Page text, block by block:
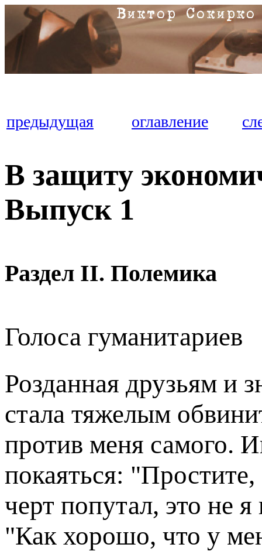
предыдущая оглавление
В защиту
Выпуск 1
Раздел II. Полемика
Голоса гуманитариев
Розданная друзьям
стала тяжелым
против меня самого.
покаяться:
черт попутал, это не
"Как хорошо, что у